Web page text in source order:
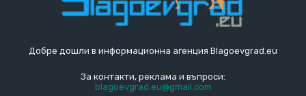
Добре дошли в информационна агенция Blagoevgrad.eu
За контакти, реклама и въпроси:
blagoevgrad.eu@gmail.com